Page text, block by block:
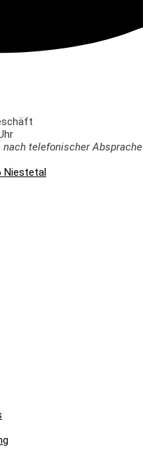
nach telefonischer Absprache
Niestetal